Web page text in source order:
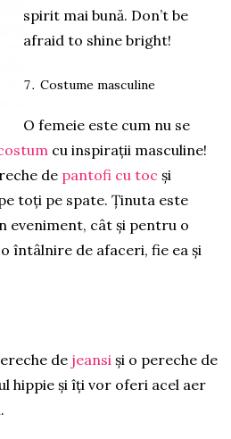
spirit mai bună. Don’t be
afraid to shine bright!
Costume masculine
O femeie este cum nu se
cu inspirații masculine!
de pantofi cu toc și
toți pe spate. Ținuta este
eveniment, cât și pentru o
întâlnire de afaceri, fie ea și
de jeansi și o pereche de
hippie și îți vor oferi acel aer